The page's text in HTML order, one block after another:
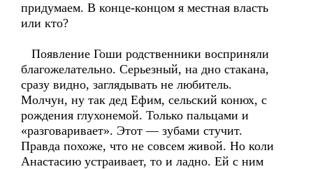
придумаем. В конце-концом я местная власть
или кто?
Появление Гоши родственники восприняли
благожелательно. Серьезный, на дно стакана,
сразу видно, заглядывать не любитель.
Молчун, ну так дед Ефим, сельский конюх, с
рождения глухонемой. Только пальцами и
«разговаривает». Этот — зубами стучит.
Правда похоже, что не совсем живой. Но коли
Анастасию устраивает, то и ладно. Ей с ним